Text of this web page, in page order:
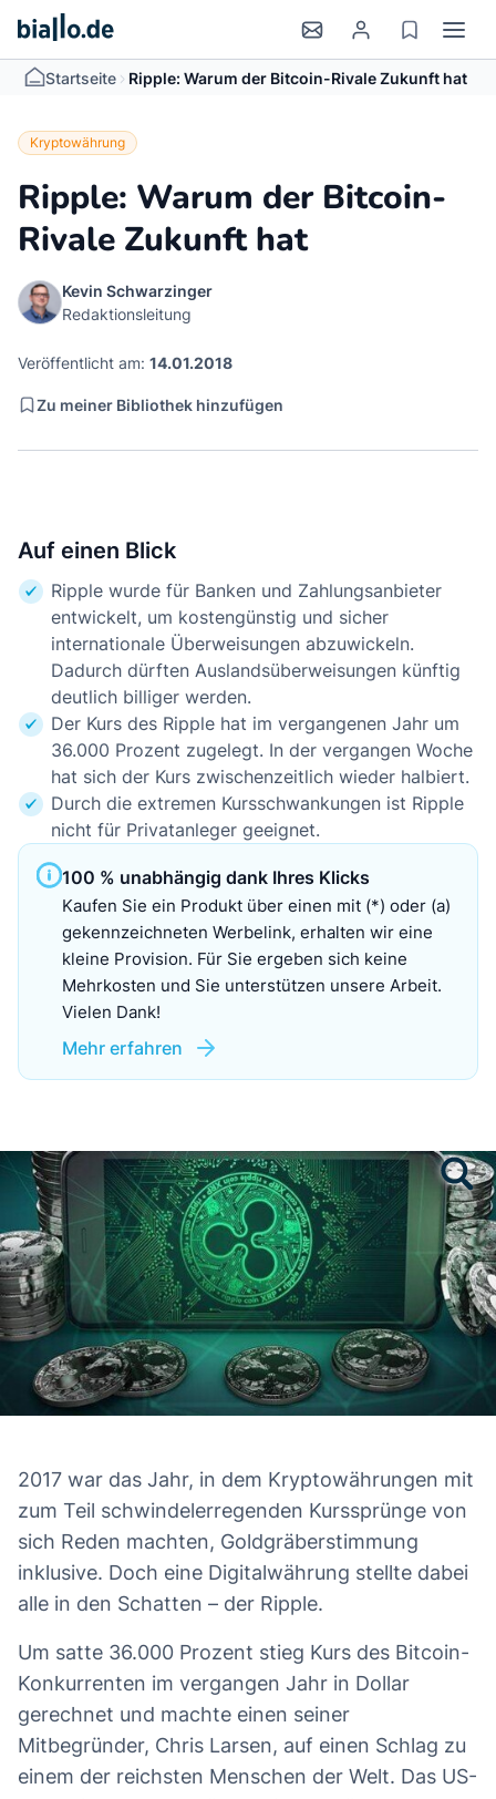
Startseite > Ripple: Warum der Bitcoin-Rivale Zukunft hat
Kryptowährung
Ripple: Warum der Bitcoin-
Rivale Zukunft hat
Kevin Schwarzinger
Redaktionsleitung
Veröffentlicht am: 14.01.2018
Zu meiner Bibliothek hinzufügen
Auf einen Blick
Ripple wurde für Banken und Zahlungsanbieter
entwickelt, um kostengünstig und sicher
internationale Überweisungen abzuwickeln.
Dadurch dürften Auslandsüberweisungen künftig
deutlich billiger werden.
Der Kurs des Ripple hat im vergangenen Jahr um
36.000 Prozent zugelegt. In der vergangen Woche
hat sich der Kurs zwischenzeitlich wieder halbiert.
Durch die extremen Kursschwankungen ist Ripple
nicht für Privatanleger geeignet.
100 % unabhängig dank Ihres Klicks
Kaufen Sie ein Produkt über einen mit (*) oder (a)
gekennzeichneten Werbelink, erhalten wir eine
kleine Provision. Für Sie ergeben sich keine
Mehrkosten und Sie unterstützen unsere Arbeit.
Vielen Dank!
Mehr erfahren
2017 war das Jahr, in dem Kryptowährungen mit
zum Teil schwindelerregenden Kurssprünge von
sich Reden machten, Goldgräberstimmung
inklusive. Doch eine Digitalwährung stellte dabei
alle in den Schatten – der Ripple.
Um satte 36.000 Prozent stieg Kurs des Bitcoin-
Konkurrenten im vergangen Jahr in Dollar
gerechnet und machte einen seiner
Mitbegründer, Chris Larsen, auf einen Schlag zu
einem der reichsten Menschen der Welt. Das US-